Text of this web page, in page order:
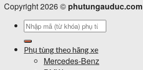
Copyright 2026 © phutungauduc.com
Tìm
Phụ tùng theo hãng xe
Mercedes-Benz